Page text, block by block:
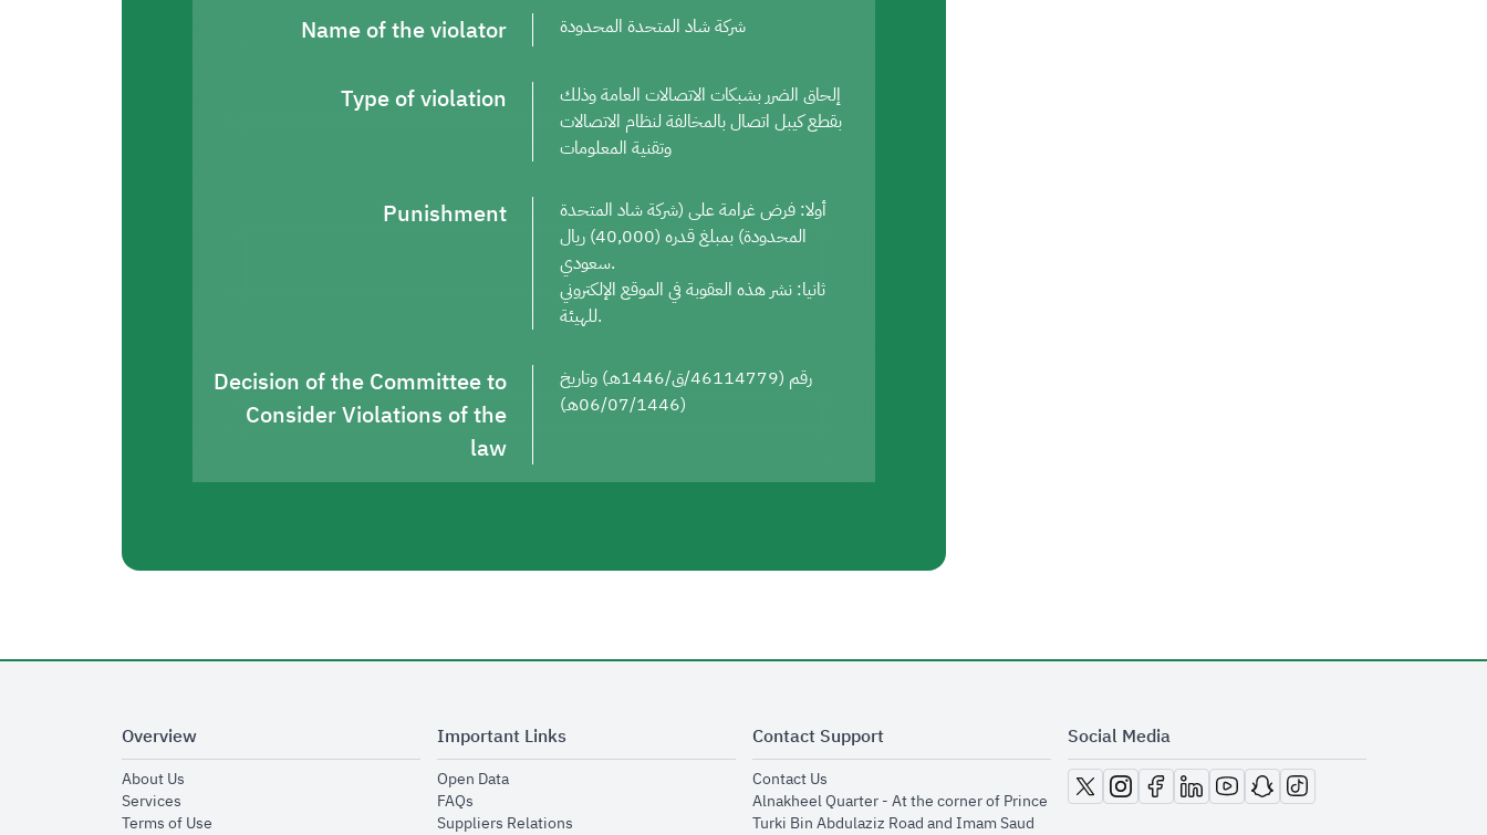
Name of the violator شركة شاد المتحدة المحدودة
Type of violation
إلحاق الضرر بشبكات الاتصالات العامة وذلك
بقطع كيبل اتصال بالمخالفة لنظام الاتصالات
وتقنية المعلومات
Punishment
أولا: فرض غرامة على (شركة شاد المتحدة
المحدودة) بمبلغ قدره (40,000) ريال
سعودي.
ثانيا: نشر هذه العقوبة في الموقع الإلكتروني
للهيئة.
Decision of the Committee to
Consider Violations of the
law
رقم (46114779/ق/1446هـ) وتاريخ
(06/07/1446هـ)
Overview
About Usopens in new window
Servicesopens in new window
Terms of Useopens in new window
Important Links
Open Dataopens in new window
FAQsopens in new window
Suppliers Relationsopens in new window
Contact Support
Contact Usopens in new window
Alnakheel Quarter - At the corner of Prince
Turki Bin Abdulaziz Road and Imam Saud
Social Media
opens in new window
opens in new window
opens in new window
opens in new window
opens in new window
opens in new window
opens in new window